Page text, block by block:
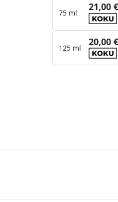
75 ml
21,00
125 ml
20,00